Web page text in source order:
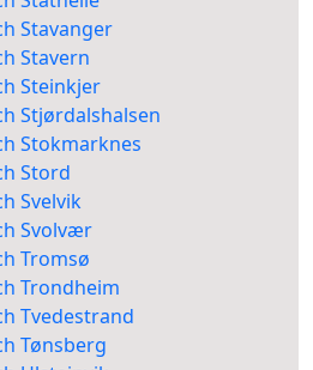
Stavanger
Stavern
Steinkjer
Stjørdalshalsen
Stokmarknes
Stord
Svelvik
Svolvær
Tromsø
Trondheim
Tvedestrand
Tønsberg